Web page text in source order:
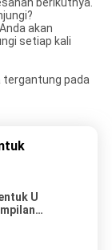
berikutnya.
akan
setiap kali
tergantung pada
U